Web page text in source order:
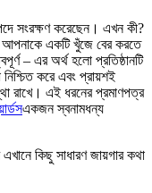
সংরক্ষণ করেছেন। এখন কী?
আপনাকে একটি খুঁজে বের করতে
– এর অর্থ হলো প্রতিষ্ঠানটি
করে এবং প্রায়শই
রাখে। এই ধরনের প্রমাণপত্র
একজন স্বনামধন্য
কিছু সাধারণ জায়গার কথা